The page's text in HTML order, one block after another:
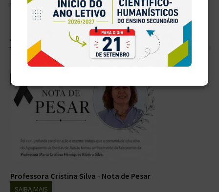
Valente Lima e Rodrigo Santos Coelho.
Artigos relacionados
Professora Cristina Silva - Nota de Pesar
SAIBA MAIS